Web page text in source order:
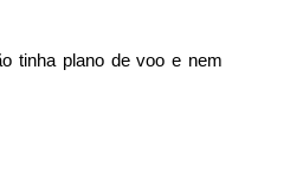
tinha plano de voo e nem